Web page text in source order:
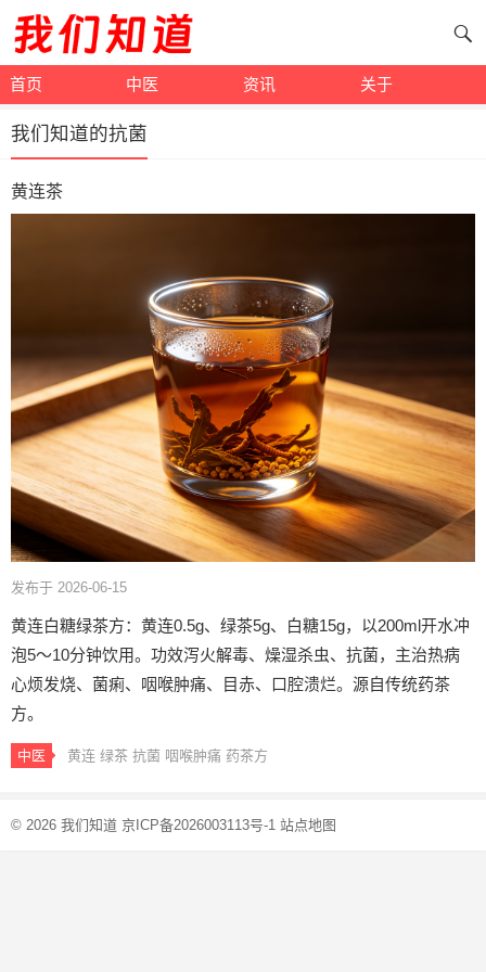
首页 中医 资讯 关于
我们知道的抗菌
黄连茶
发布于 2026-06-15
黄连白糖绿茶方：黄连0.5g、绿茶5g、白糖15g，以200ml开水冲
泡5～10分钟饮用。功效泻火解毒、燥湿杀虫、抗菌，主治热病
心烦发烧、菌痢、咽喉肿痛、目赤、口腔溃烂。源自传统药茶
方。
中医 黄连 绿茶 抗菌 咽喉肿痛 药茶方
© 2026 我们知道 京ICP备2026003113号-1 站点地图